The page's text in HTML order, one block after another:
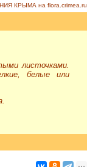
КРЫМА на flora.crimea.ru
листочками.
белые или